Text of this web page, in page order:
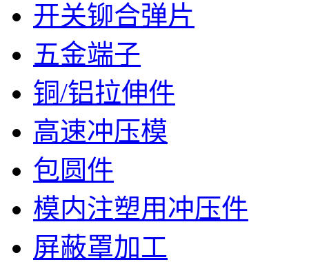
开关铆合弹片
五金端子
铜/铝拉伸件
高速冲压模
包圆件
模内注塑用冲压件
屏蔽罩加工